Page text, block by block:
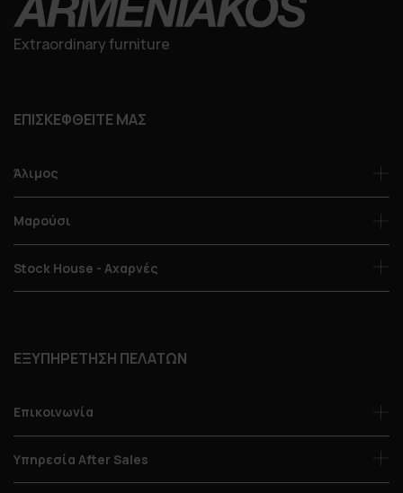
Extraordinary furniture
ΕΠΙΣΚΕΦΘΕΙΤΕ ΜΑΣ
Άλιμος
Μαρούσι
Stock House - Αχαρνές
ΕΞΥΠΗΡΕΤΗΣΗ ΠΕΛΑΤΩΝ
Επικοινωνία
Υπηρεσία After Sales